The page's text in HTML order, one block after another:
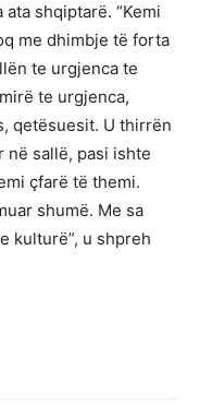
shqiptarë. “Kemi
me dhimbje të forta
te urgjenca te
te urgjenca,
qetësuesit. U thirrën
në sallë, pasi ishte
çfarë të themi.
shumë. Me sa
kulturë”, u shpreh